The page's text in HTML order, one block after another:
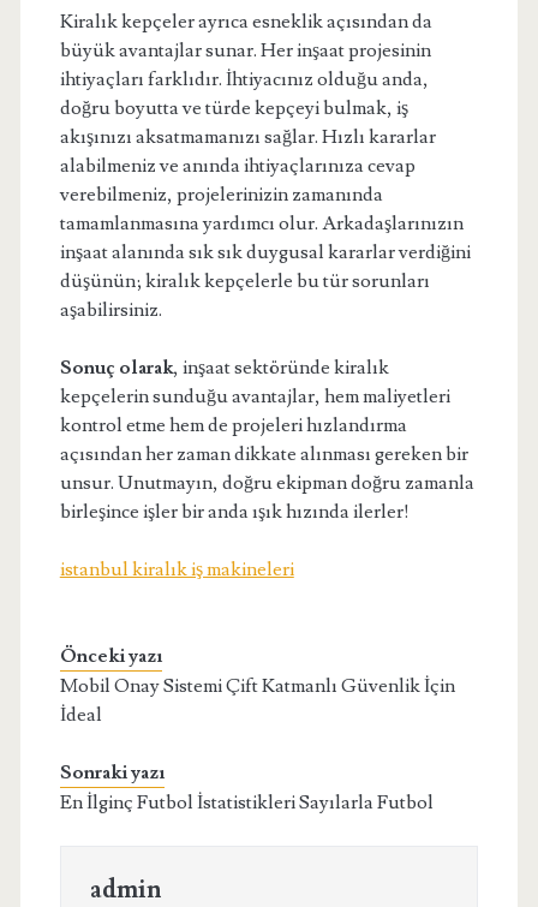
Kiralık kepçeler ayrıca esneklik açısından da
büyük avantajlar sunar. Her inşaat projesinin
ihtiyaçları farklıdır. İhtiyacınız olduğu anda,
doğru boyutta ve türde kepçeyi bulmak, iş
akışınızı aksatmamanızı sağlar. Hızlı kararlar
alabilmeniz ve anında ihtiyaçlarınıza cevap
verebilmeniz, projelerinizin zamanında
tamamlanmasına yardımcı olur. Arkadaşlarınızın
inşaat alanında sık sık duygusal kararlar verdiğini
düşünün; kiralık kepçelerle bu tür sorunları
aşabilirsiniz.
Sonuç olarak, inşaat sektöründe kiralık
kepçelerin sunduğu avantajlar, hem maliyetleri
kontrol etme hem de projeleri hızlandırma
açısından her zaman dikkate alınması gereken bir
unsur. Unutmayın, doğru ekipman doğru zamanla
birleşince işler bir anda ışık hızında ilerler!
istanbul kiralık iş makineleri
Önceki yazı
Mobil Onay Sistemi Çift Katmanlı Güvenlik İçin
İdeal
Sonraki yazı
En İlginç Futbol İstatistikleri Sayılarla Futbol
admin